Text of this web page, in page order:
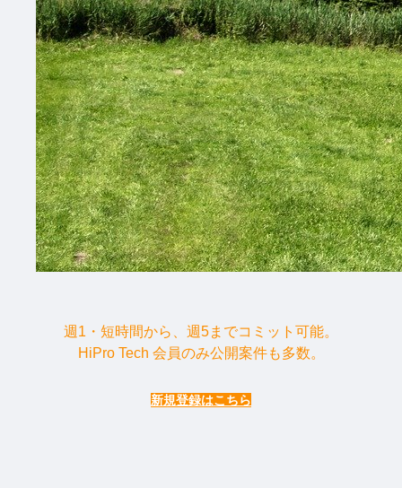
週1・短時間から、週5までコミット可能。
HiPro Tech 会員のみ公開案件も多数。
新規登録はこちら